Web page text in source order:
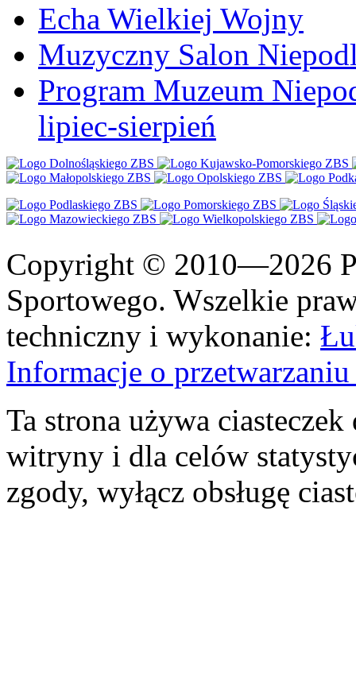
Echa Wielkiej Wojny
Muzyczny Salon
Program Muzeum
lipiec-sierpień
Copyright © 2010—2026
Sportowego. Wszelkie
techniczny i wykonanie:
Informacje o
Ta strona używa
witryny i dla celów
zgody, wyłącz obsługę